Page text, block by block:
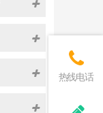
热线电话